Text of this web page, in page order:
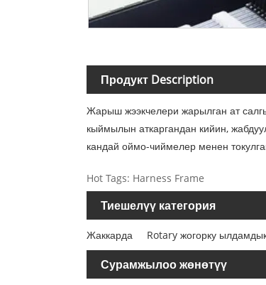
Продукт Description
Жарыш жээкчелери жарылган ат
кыймылын аткаргандан кийин,
кандай оймо-чиймелер менен
Hot Tags: Harness Frame
Тиешелүү категория
Жаккарда Rotary жогорку
Сурамжылоо жөнөтүү